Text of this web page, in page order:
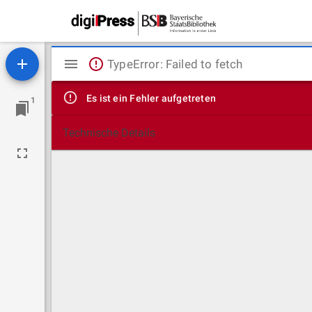
1
Mirador
Viewer
TypeError: Failed to fetch
Es ist ein Fehler aufgetreten
Technische Details